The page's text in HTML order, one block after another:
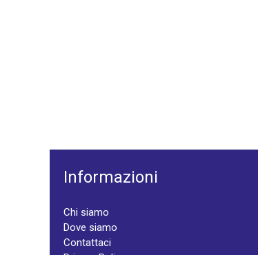
Informazioni
Chi siamo
Dove siamo
Contattaci